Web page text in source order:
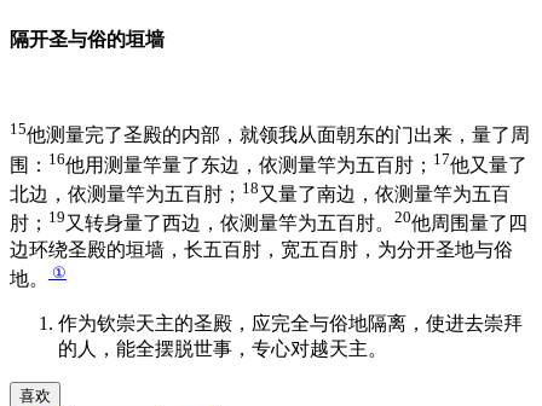
隔开圣与俗的垣墙
15他测量完了圣殿的内部，就领我从面朝东的门出来，量了周
围： 16他用测量竿量了东边，依测量竿为五百肘； 17他又量了
北边，依测量竿为五百肘； 18 又量了南边，依测量竿为五百
肘； 19 又转身量了西边，依测量竿为五百肘。 20他周围量了四
边环绕圣殿的垣墙，长五百肘，宽五百肘，为分开圣地与俗
地。
①
作为钦崇天主的圣殿，应完全与俗地隔离，使进去崇拜
的人，能全摆脱世事，专心对越天主。
喜欢